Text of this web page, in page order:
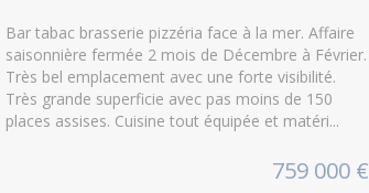
Bar tabac brasserie pizzéria face à la mer. Affaire
saisonnière fermée 2 mois de Décembre à Février.
Très bel emplacement avec une forte visibilité.
Très grande superficie avec pas moins de 150
places assises. Cuisine tout équipée et matéri...
759 000 €